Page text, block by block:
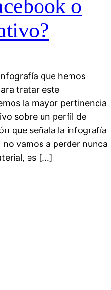
o
que hemos
tratar este
la mayor pertinencia
sobre un perfil de
que señala la infografía
vamos a perder nunca
es […]